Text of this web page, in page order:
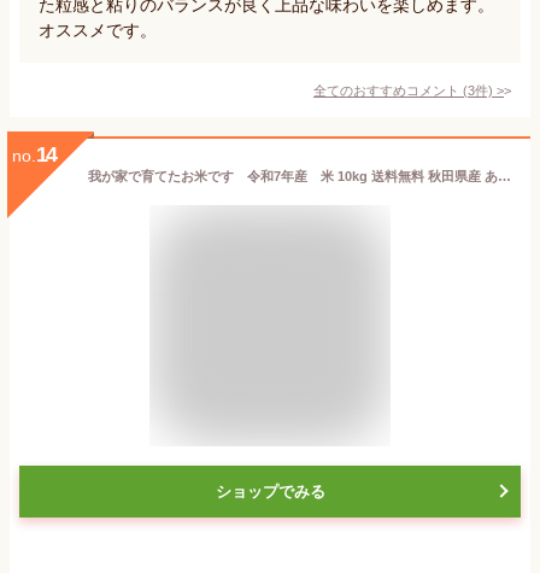
た粒感と粘りのバランスが良く上品な味わいを楽しめます。
オススメです。
全てのおすすめコメント (3件) >
no. 14
我が家で育てたお米です 令和7年産 米 10kg 送料無料 秋田県産 あきたこまち 玄米10kg 一等米 お米 白米 9kg
ショップでみる